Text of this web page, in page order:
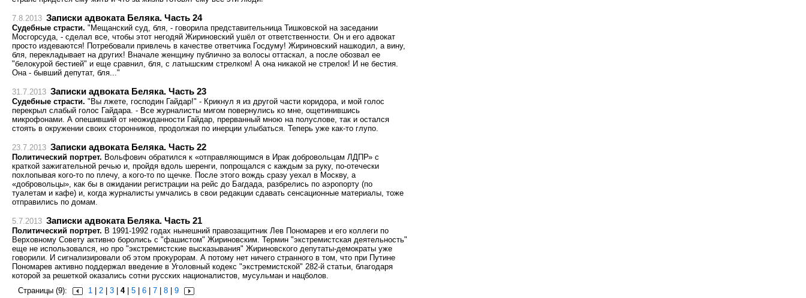
7.8.2013 Записки адвоката Беляка. Часть 24
Судебные страсти. "Мещанский суд, бля, - говорила представительница Тишковской на заседании
Мосгорсуда, - сделал все, чтобы этот негодяй Жириновский ушёл от ответственности. Он и его адвокат
просто издеваются! Потребовали привлечь в качестве ответчика Госдуму! Жириновский нашкодил, а вину,
бля, перекладывает на других! Вначале женщину публично за волосы оттаскал, а после обозвал ее
"белокурой бестией" и еще сравнил, бля, с латышским стрелком! А она никакой не стрелок! И не бестия.
Она - бывший депутат, бля..."
31.7.2013 Записки адвоката Беляка. Часть 23
Судебные страсти. "Вы лжете, господин Гайдар!" - Крикнул я из другой части коридора, и мой голос
перекрыл слабый голос Гайдара. - Все журналисты мигом повернулись ко мне, ощетинившись
микрофонами. А опешивший от неожиданности Гайдар, прерванный мною на полуслове, так и остался
стоять в окружении своих сторонников, продолжая по инерции улыбаться. Теперь уже как-то глупо.
23.7.2013 Записки адвоката Беляка. Часть 22
Политический портрет. Вольфович обратился к «отправляющимся в Ирак добровольцам ЛДПР» с
краткой зажигательной речью и, пройдя вдоль шеренги, попрощался с каждым за руку, по-отечески
похлопывая кого-то по плечу, а кого-то по щечке. После этого вождь сразу уехал в Москву, а
«добровольцы», как бы в ожидании регистрации на рейс до Багдада, разбрелись по аэропорту (по
туалетам и кафе) и, когда журналисты умчались в свои редакции сдавать сенсационные материалы, тоже
отправились по домам.
5.7.2013 Записки адвоката Беляка. Часть 21
Политический портрет. В 1991-1992 годах нынешний правозащитник Лев Пономарев и его коллеги по
Верховному Совету активно боролись с "фашистом" Жириновским. Термин "экстремистская деятельность"
еще не использовался, но про "экстремистские высказывания" Жириновского депутаты-демократы уже
говорили. И сигнализировали об этом прокурорам. А потому нет ничего странного в том, что при Путине
Пономарев активно поддержал введение в Уголовный кодекс "экстремистской" 282-й статьи, благодаря
которой за решеткой оказались сотни русских националистов, мусульман и нацболов.
Страницы (9):
1 2 3 4| 5 6 7 8 9